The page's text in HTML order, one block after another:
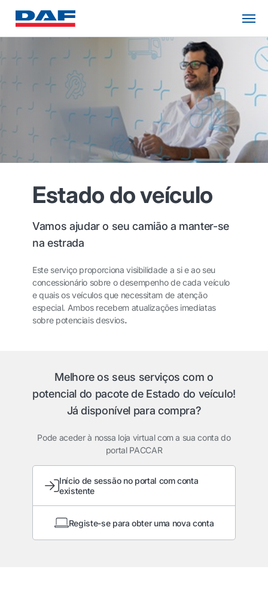
Estado do veículo
Vamos ajudar o seu camião a manter-se
na estrada
Este serviço proporciona visibilidade a si e ao seu
concessionário sobre o desempenho de cada veículo
e quais os veículos que necessitam de atenção
especial. Ambos recebem atualizações imediatas
sobre potenciais desvios.
Melhore os seus serviços com o
potencial do pacote de Estado do veículo!
Já disponível para compra?
Pode aceder à nossa loja virtual com a sua conta do
portal PACCAR
Início de sessão no portal com conta
existente
Registe-se para obter uma nova conta